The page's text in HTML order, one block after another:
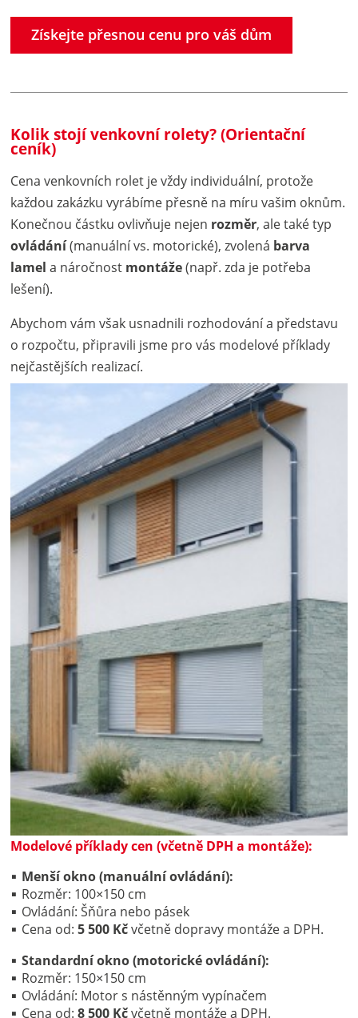
Získejte přesnou cenu pro váš dům
Kolik stojí venkovní rolety? (Orientační
ceník)
Cena venkovních rolet je vždy individuální, protože
každou zakázku vyrábíme přesně na míru vašim oknům.
Konečnou částku ovlivňuje nejen rozměr, ale také typ
ovládání(manuální vs. motorické), zvolená barva
lamel a náročnost montáže(např. zda je potřeba
lešení).
Abychom vám však usnadnili rozhodování a představu
o rozpočtu, připravili jsme pro vás modelové příklady
nejčastějších realizací.
Modelové příklady cen (včetně DPH a montáže):
Menší okno (manuální ovládání):
Rozměr: 100×150 cm
Ovládání: Šňůra nebo pásek
Cena od:5 500 Kčvčetně dopravy montáže a DPH.
Standardní okno (motorické ovládání):
Rozměr: 150×150 cm
Ovládání: Motor s nástěnným vypínačem
Cena od:8 500 Kčvčetně montáže a DPH.